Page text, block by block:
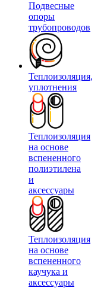
Подвесные
опоры
трубопроводов
Теплоизоляция,
уплотнения
Теплоизоляция
на основе
вспененного
полиэтилена
и
аксессуары
Теплоизоляция
на основе
вспененного
каучука и
аксессуары